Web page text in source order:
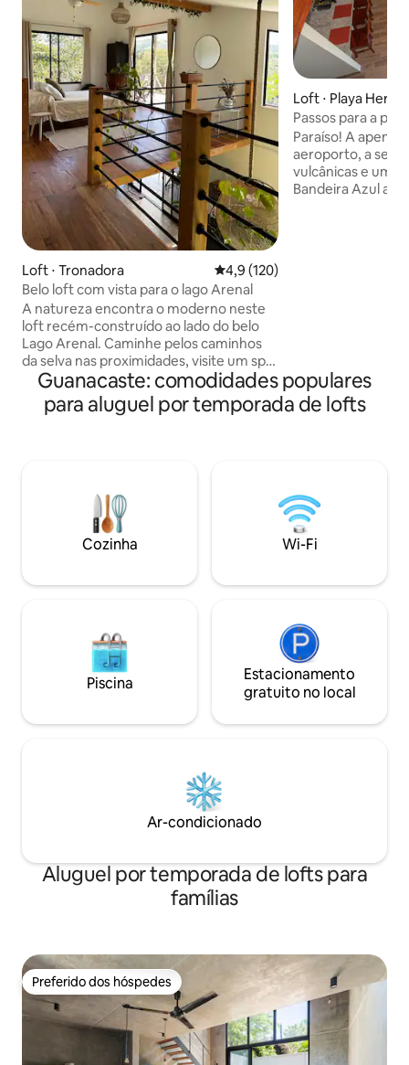
Loft ⋅ Tronadora 4,9 de uma avaliação média de
4,9 (120)
Belo loft com vista para o lago Arenal
A natureza encontra o moderno neste
loft recém-construído ao lado do belo
Lago Arenal. Caminhe pelos caminhos
da selva nas proximidades, visite um spa
e as fontes termais em La FortunaTown,
as cachoeiras ao redor ou simplesmente
relaxe com as vistas deslumbrantes. A
observação da vida selvagem. Depois de
um dia de diversão ao ar livre, confira
nossa cervejaria local e coma em um
restaurante na cidade vizinha.
Loft ⋅ Playa
Passos para a
Destaque na
Paraíso! A
aeroporto, a
vulcânicas e uma
Bandeira Azul
mais a uma curta
Guanacaste: comodidades populares
para aluguel por temporada de lofts
Cozinha Wi-Fi
Piscina
Estacionamento
gratuito no local
Ar-condicionado
Aluguel por temporada de lofts para
famílias
Preferido dos hóspedes
Preferido dos hóspedes